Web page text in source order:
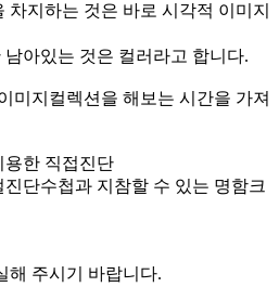
지하는 것은 바로 시각적 이미지
아있는 것은 컬러라고 합니다.
미지컬렉션을 해보는 시간을 가져
한 직접진단
단수첩과 지참할 수 있는 명함크
해 주시기 바랍니다.